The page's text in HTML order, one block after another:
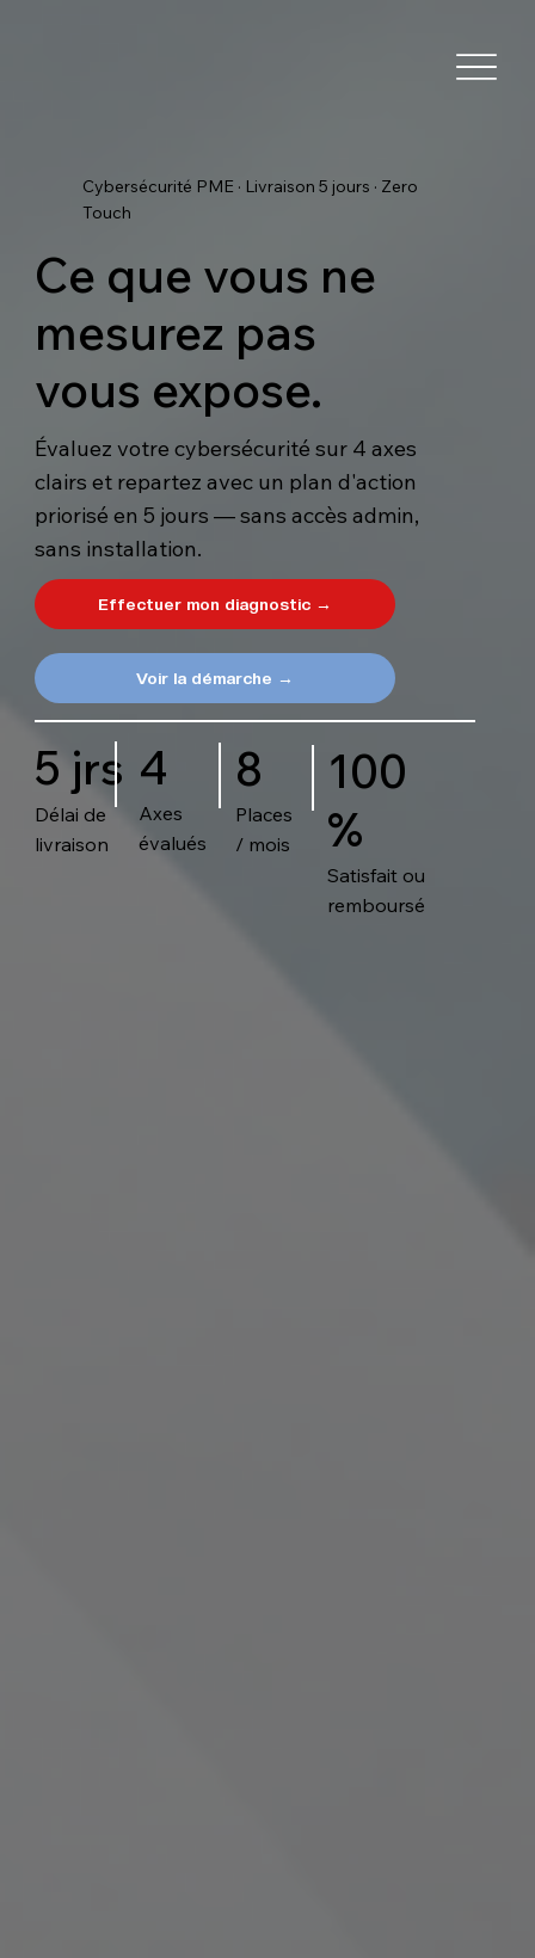
Cybersécurité PME · Livraison 5 jours · Zero
Touch
Ce que vous ne
mesurez pas
vous expose.
Évaluez votre cybersécurité sur 4 axes
clairs et repartez avec un plan d'action
priorisé en 5 jours — sans accès admin,
sans installation.
Effectuer mon diagnostic →
Voir la démarche →
5 jrs
Délai de
livraison
4
Axes
évalués
8
Places
/ mois
100
%
Satisfait ou
remboursé